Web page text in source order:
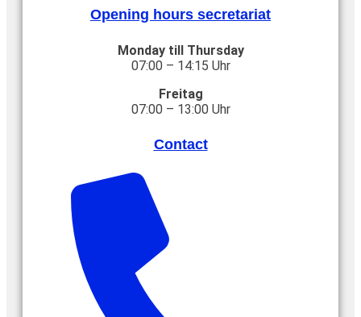
Opening hours secretariat
Monday till Thursday
07:00 – 14:15 Uhr
Freitag
07:00 – 13:00 Uhr
Contact